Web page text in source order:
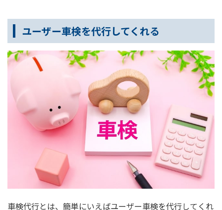
ユーザー車検を代行してくれる
車検代行とは、簡単にいえばユーザー車検を代行してくれ